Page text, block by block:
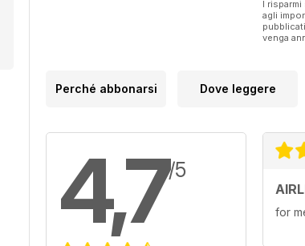
I
agli
venga
Perché abbonarsi Dove leggere
4,7/5
for